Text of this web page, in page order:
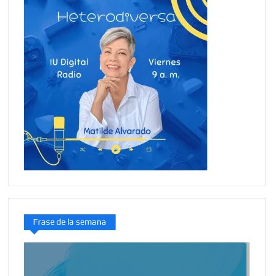
Frase de la semana